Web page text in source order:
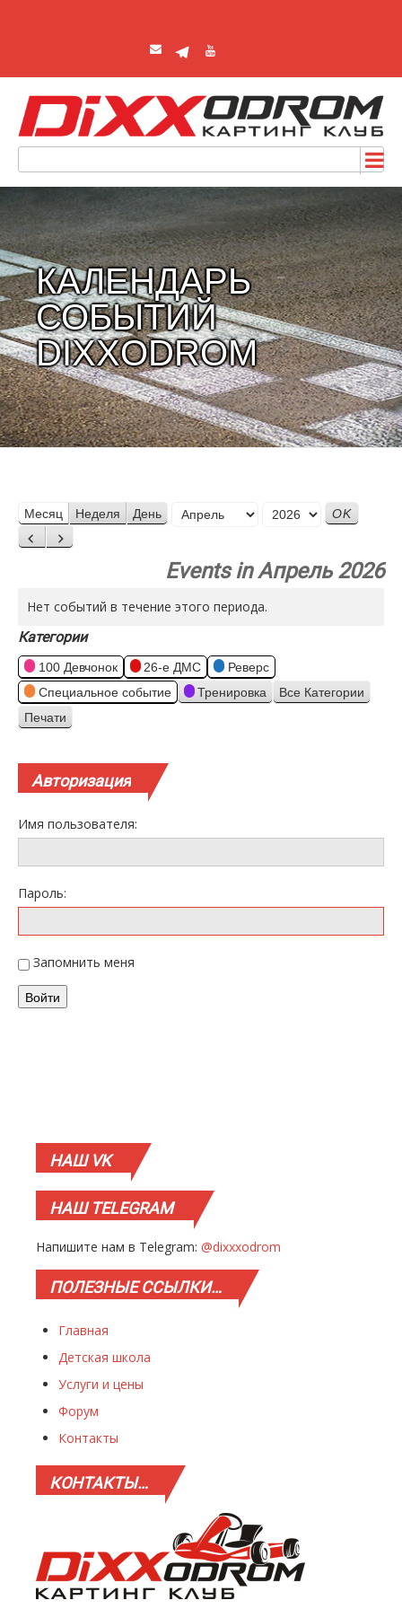
КАЛЕНДАРЬ
СОБЫТИЙ
DIXXODROM
Месяц Неделя День
Месяц
Назад
Вперед
Events in Апрель 2026
Нет событий в течение этого периода.
Категории
100 Девчонок 26-е ДМС
Реверс
Специальное событие
Тренировка Все Категории
Просмотр
Печати
Авторизация
Имя пользователя:
Пароль:
Запомнить меня
Войти
НАШVK
НАШTELEGRAM
Напишите нам в Telegram: @dixxxodrom
ПОЛЕЗНЫЕССЫЛКИ…
Главная
Детская школа
Услуги и цены
Форум
Контакты
КОНТАКТЫ…